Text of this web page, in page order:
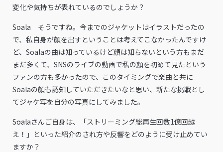
変化や気持ちが表れているのでしょうか？
Soala そうですね。今までのジャケットはイラストだったの
で、私自身が顔を出すということは考えてこなかったんですけ
ど、Soalaの曲は知っているけど顔は知らないという方もまだ
まだ多くて、SNSのライブの動画で私の顔を初めて見たという
ファンの方も多かったので、このタイミングで楽曲と共に
Soalaの顔も認知していただきたいなと思い、新たな挑戦とし
てジャケ写を自分の写真にしてみました。
――Soalaさんご自身は、「ストリーミング総再生回数1億回越
え！」といった紹介のされ方や反響をどのように受け止めてい
ますか？